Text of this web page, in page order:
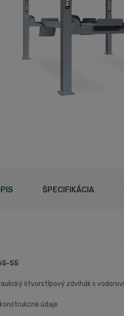
ŠPECIFIKÁCIA
55
štvorstĺpový zdvihák s
údaje